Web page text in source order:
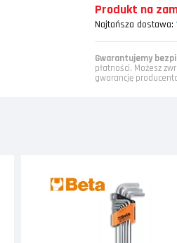
Produkt na
Najtańsza dostawa:
Gwarantujemy
płatności. Możesz
gwarancję